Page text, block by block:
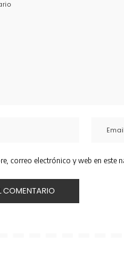
correo electrónico y web en este